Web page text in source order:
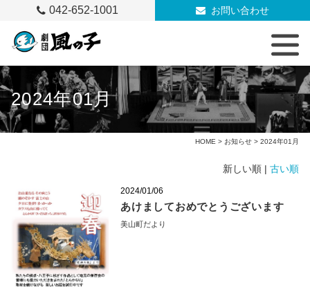
042-652-1001 お問い合わせ
2024年01月
HOME > お知らせ > 2024年01月
新しい順 | 古い順
2024/01/06
あけましておめでとうございます
美山町だより